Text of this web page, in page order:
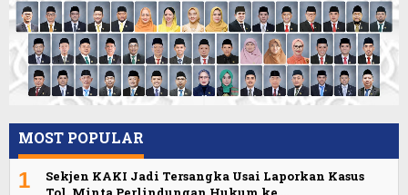
MOST POPULAR
1
Sekjen KAKI Jadi Tersangka Usai Laporkan Kasus